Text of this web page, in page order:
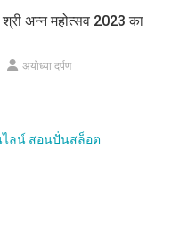
श्री अन्न महोत्सव 2023 का
अयोध्या दर्पण
ไลน์ สอนปั่นสล็อต